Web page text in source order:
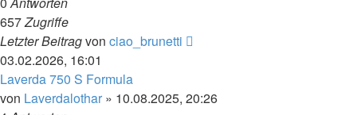
657Zugriffe
Letzter Beitragvon ciao_brunetti
03.02.2026, 16:01
Laverda 750 S Formula
von Laverdalothar » 10.08.2025, 20:26